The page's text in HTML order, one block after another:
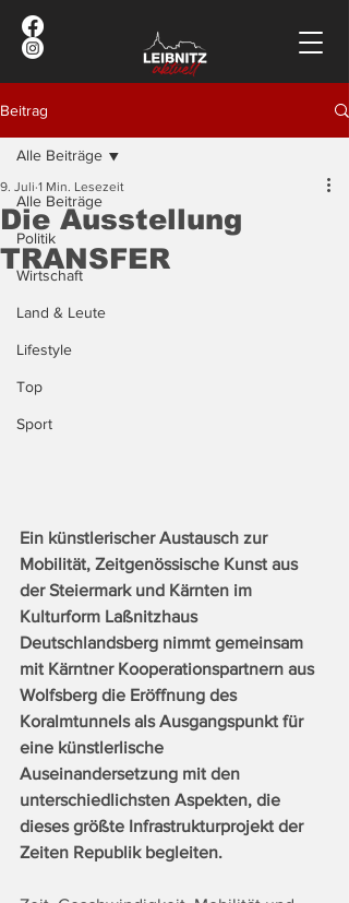
Beitrag
Alle Beiträge
Politik
Wirtschaft
Land & Leute
Lifestyle
Top
Sport
Alle Beiträge
Die Ausstellung
TRANSFER
9. Juli 1 Min. Lesezeit
Ein künstlerischer Austausch zur
Mobilität, Zeitgenössische Kunst aus
der Steiermark und Kärnten im
Kulturform Laßnitzhaus
Deutschlandsberg nimmt gemeinsam
mit Kärntner Kooperationspartnern aus
Wolfsberg die Eröffnung des
Koralmtunnels als Ausgangspunkt für
eine künstlerlische
Auseinandersetzung mit den
unterschiedlichsten Aspekten, die
dieses größte Infrastrukturprojekt der
Zeiten Republik begleiten.